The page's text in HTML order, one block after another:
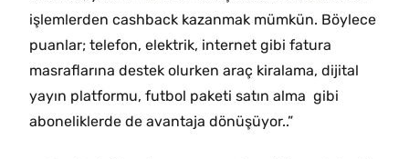
işlemlerden cashback kazanmak mümkün. Böylece
puanlar; telefon, elektrik, internet gibi fatura
masraflarına destek olurken araç kiralama, dijital
yayın platformu, futbol paketi satın alma gibi
aboneliklerde de avantaja dönüşüyor..”